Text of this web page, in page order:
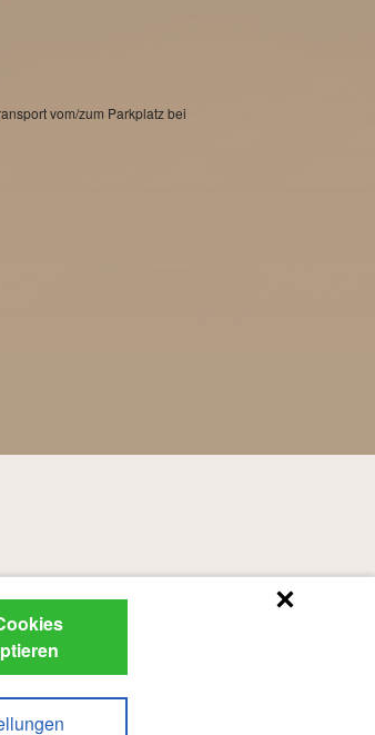
vom/zum Parkplatz bei